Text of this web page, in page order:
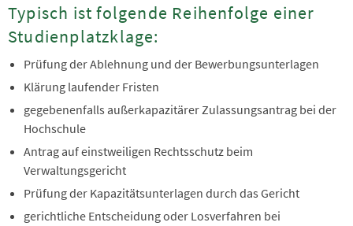
Typisch ist folgende Reihenfolge einer
Studienplatzklage:
Prüfung der Ablehnung und der Bewerbungsunterlagen
Klärung laufender Fristen
gegebenenfalls außerkapazitärer Zulassungsantrag bei der
Hochschule
Antrag auf einstweiligen Rechtsschutz beim
Verwaltungsgericht
Prüfung der Kapazitätsunterlagen durch das Gericht
gerichtliche Entscheidung oder Losverfahren bei